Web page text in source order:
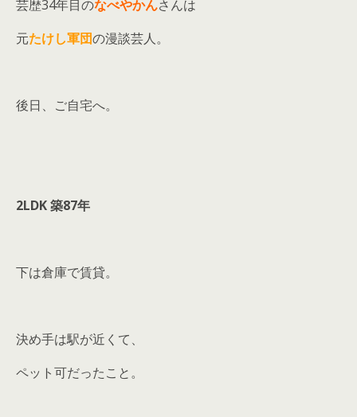
芸歴34年目のなべやかんさんは
元たけし軍団の漫談芸人。
後日、ご自宅へ。
2LDK築87年
下は倉庫で賃貸。
決め手は駅が近くて、
ペット可だったこと。